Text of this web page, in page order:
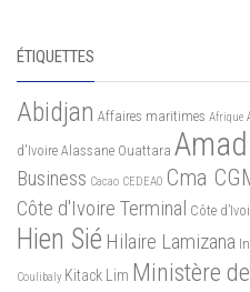
ÉTIQUETTES
Abidjan Affaires maritimes Afrique
d'Ivoire Alassane Ouattara
Business Cacao CEDEAO Cma
Côte d'Ivoire Terminal Côte
Hien Sié Hilaire Lamizana
Coulibaly Kitack Lim Ministère